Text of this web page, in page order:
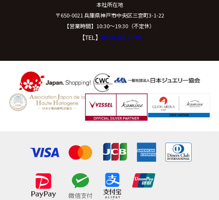
に関する苦情、相談等の問合せ先」を参照してくださ
（８）本人が容易に認識できない方法による個
クッキーやウェブビーコン等を用いるなどして、本人が
容易に認識できない方法による個人情報の取得は行って
おりません。
取得した個人情報については、漏洩、減失または毀損の
防止と是正、その他個人情報の安全管理のために必要か
つ適切な措置を講じます。
本社所在地
〒650-0021 兵庫県神戸市中央区三宮町3-1-22
【営業時間】10:30〜19:30（不定休）
【TEL】 0120-02-7039